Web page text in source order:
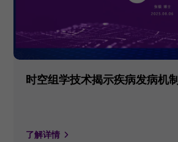
时空组学技术揭示疾病发病机制
了解详情